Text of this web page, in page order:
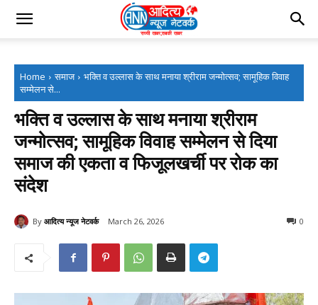
Home समाज
भक्ति व उल्लास के साथ मनाया श्रीराम जन्मोत्सव; सामूहिक विवाह
सम्मेलन से...
भक्ति व उल्लास के साथ मनाया श्रीराम
जन्मोत्सव; सामूहिक विवाह सम्मेलन से दिया
समाज की एकता व फिजूलखर्ची पर रोक का
संदेश
By आदित्य न्यूज नेटवर्क March 26, 2026 0